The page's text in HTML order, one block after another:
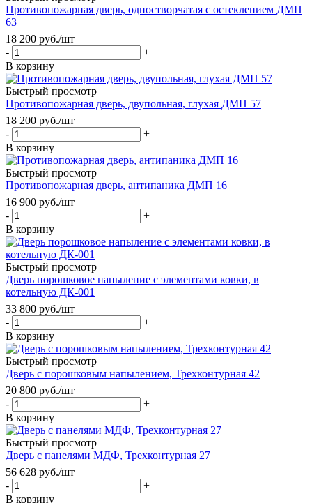
Противопожарная дверь, одностворчатая с остеклением ДМП
63
18 200 руб./шт
-
+
В корзину
Быстрый просмотр
Противопожарная дверь, двупольная, глухая ДМП 57
18 200 руб./шт
-
+
В корзину
Быстрый просмотр
Противопожарная дверь, антипаника ДМП 16
16 900 руб./шт
-
+
В корзину
Быстрый просмотр
Дверь порошковое напыление с элементами ковки, в
котельную ДК-001
33 800 руб./шт
-
+
В корзину
Быстрый просмотр
Дверь с порошковым напылением, Трехконтурная 42
20 800 руб./шт
-
+
В корзину
Быстрый просмотр
Дверь с панелями МДФ, Трехконтурная 27
56 628 руб./шт
-
+
В корзину